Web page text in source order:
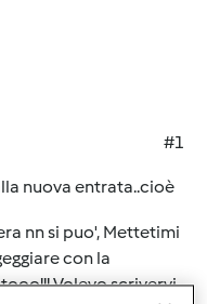
#1
nuova entrata..cioè
nn si puo', Mettetimi
con la
Volevo scrivervi